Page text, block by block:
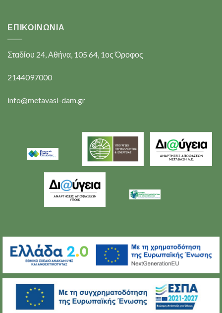
ΕΠΙΚΟΙΝΩΝΊΑ
Σταδίου 24, Αθήνα, 105 64, 1ος Όροφος
2144097000
info@metavasi-dam.gr